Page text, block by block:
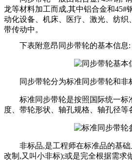
龙等材料加工而成,其中铝合金和45#
动化设备、机床、医疗、激光、纺织
带传动中。
下表附意昂同步带轮的基本信息:
同步带轮分为标准同步带轮和非
标准同步带轮是按照国际统一标
度、带轮形状、轴孔规格、轴孔径等
非标品,是工程师在标准品的基
改制,又叫小非标);或是完全根据需求